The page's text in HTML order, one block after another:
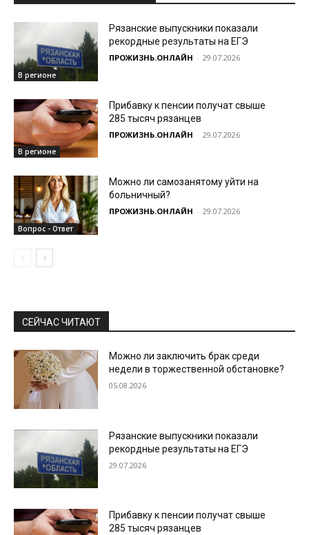
В регионе
Рязанские выпускники показали
рекордные результаты на ЕГЭ
ПРОЖИЗНЬ.ОНЛАЙН - 29.07.2026
В регионе
Прибавку к пенсии получат свыше
285 тысяч рязанцев
ПРОЖИЗНЬ.ОНЛАЙН - 29.07.2026
Вопрос - Ответ
Можно ли самозанятому уйти на
больничный?
ПРОЖИЗНЬ.ОНЛАЙН - 29.07.2026
СЕЙЧАС ЧИТАЮТ
Можно ли заключить брак среди
недели в торжественной обстановке?
05.08.2026
Рязанские выпускники показали
рекордные результаты на ЕГЭ
29.07.2026
Прибавку к пенсии получат свыше
285 тысяч рязанцев